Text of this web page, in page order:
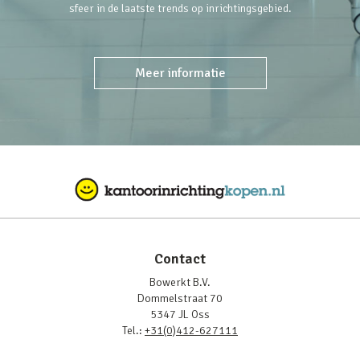
sfeer in de laatste trends op inrichtingsgebied.
Meer informatie
Contact
Bowerkt B.V.
Dommelstraat 70
5347 JL Oss
Tel.: +31(0)412-627111